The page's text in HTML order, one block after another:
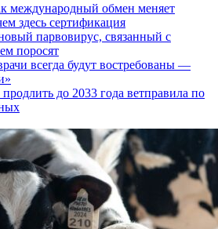
международный обмен меняет
здесь сертификация
парвовирус, связанный с
поросят
всегда будут востребованы —
до 2033 года ветправила по